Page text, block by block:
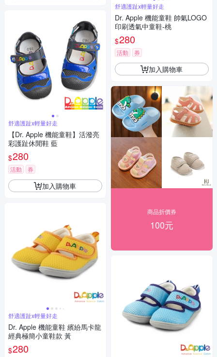
舒適護趾x輕量好走
【Dr. Apple 機能童鞋】活潑亮
彩護趾休閒鞋 藍
$280
活動 券
加入購物車
舒適護趾x輕量好走
Dr. Apple 機能童鞋 繽紛馬卡龍
經典極簡小童鞋款 黃
$280
舒適護趾x輕量好走
Dr. Apple 機能童鞋 帥氣LOGO
印刷透氣中童鞋-桃
$280
活動 券
加入購物車
商品折價券
100元